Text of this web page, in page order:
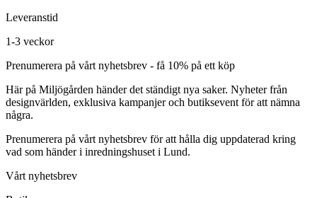
Leveranstid
1-3 veckor
Prenumerera på vårt nyhetsbrev - få 10% på ett köp
Här på Miljögården händer det ständigt nya saker. Nyheter från
designvärlden, exklusiva kampanjer och butiksevent för att nämna
några.
Prenumerera på vårt nyhetsbrev för att hålla dig uppdaterad kring
vad som händer i inredningshuset i Lund.
Vårt nyhetsbrev